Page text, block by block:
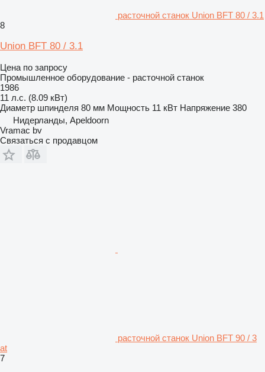
расточной станок Union BFT 80 / 3.1
8
Union BFT 80 / 3.1
Цена по запросу
Промышленное оборудование - расточной станок
1986
11 л.с. (8.09 кВт)
Диаметр шпинделя 80 мм Мощность 11 кВт Напряжение 380
Нидерланды, Apeldoorn
Vramac bv
Связаться с продавцом
расточной станок Union BFT 90 / 3
at
7